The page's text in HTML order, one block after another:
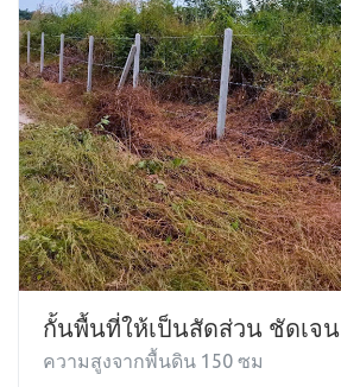
กั้นพื้นที่ให้เป็นสัดส่วน ชัดเจน
ความสูงจากพื้นดิน 150 ซม